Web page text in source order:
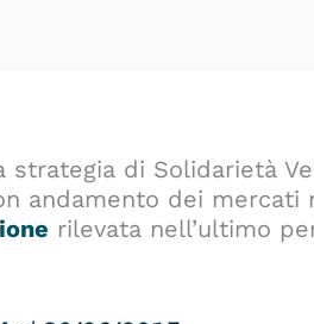
strategia di Solidarietà
andamento dei mercati
rilevata nell’ultimo